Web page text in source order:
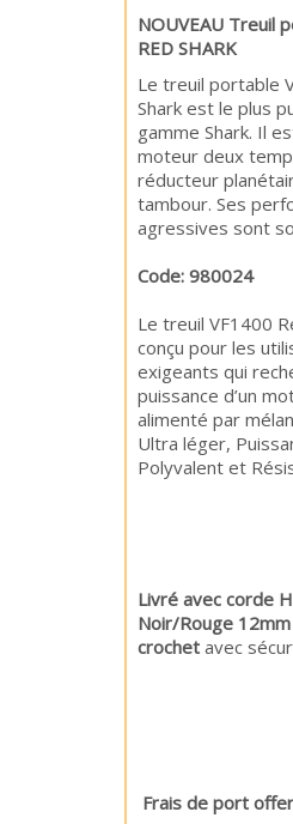
NOUVEAU Treuil
RED SHARK
Le treuil portable
Shark est le plus
gamme Shark. Il
moteur deux
réducteur
tambour. Ses
agressives sont
Code: 980024
Le treuil VF1400
conçu pour les
exigeants qui
puissance d’un
alimenté par
Ultra léger,
Polyvalent
Livré avec corde
Noir/Rouge
crochet avec
Frais de port